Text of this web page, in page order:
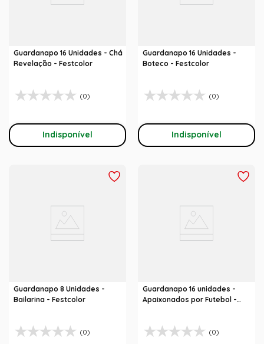
Guardanapo 16 Unidades - Chá
Revelação - Festcolor
(0)
Indisponível
Guardanapo 16 Unidades -
Boteco - Festcolor
(0)
Indisponível
Guardanapo 8 Unidades -
Bailarina - Festcolor
(0)
Guardanapo 16 unidades -
Apaixonados por Futebol -
(0)